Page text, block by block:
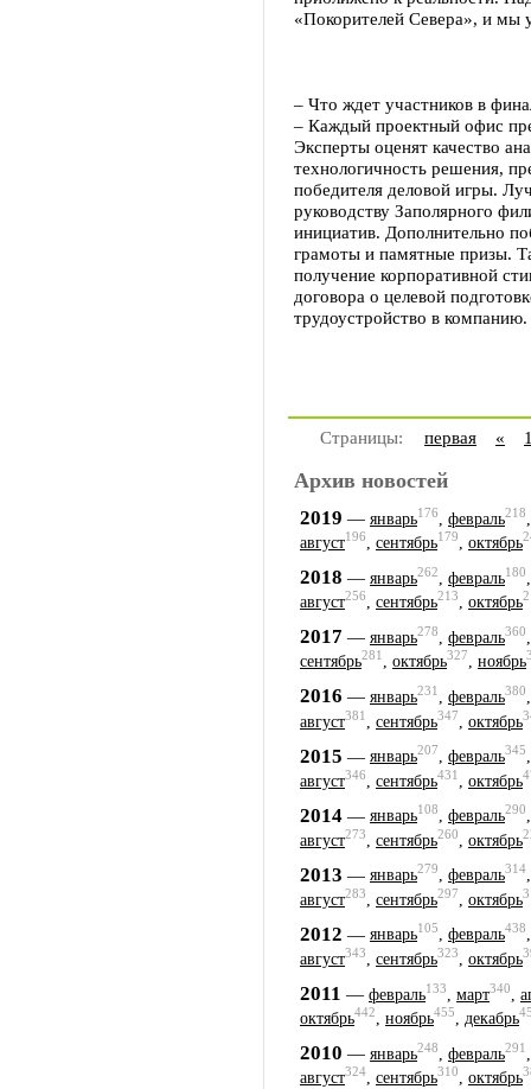
«Покорителей Севера», и мы
– Что ждет участников в
– Каждый проектный офис
Эксперты оценят качество
технологичность решения,
победителя деловой игры.
руководству Заполярного
инициатив. Дополнительно
грамоты и памятные призы.
получение корпоративной
договора о целевой
трудоустройство в компанию.
Страницы: первая «
Архив новостей
2019 — январь176 февраль218
август196, сентябрь179, октябрь
2018 — январь262 февраль180
август256, сентябрь213, октябрь
2017 — январь278 февраль360
сентябрь281, октябрь327, ноябрь
2016 — январь231 февраль380
август381 сентябрь347 октябрь
2015 — январь207, февраль345
август346 сентябрь431 октябрь
2014 — январь108, февраль290
август273 сентябрь260 октябрь
2013 — январь279, февраль314
август283 сентябрь297 октябрь
2012 — январь105, февраль438
август343, сентябрь323, октябрь
2011 — февраль133 март340
октябрь442, ноябрь455, декабрь
2010 — январь248 февраль291
август324, сентябрь310, октябрь